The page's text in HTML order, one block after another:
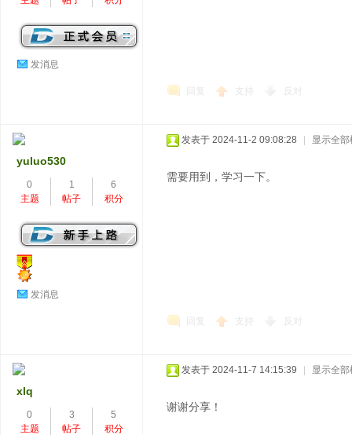
发消息
回复 支持 反对
yuluo530
0
主题
1
帖子
6
积分
发消息
发表于 2024-11-2 09:08:28 显示全部
需要用到，学习一下。
回复 支持 反对
xlq
0
主题
3
帖子
5
积分
发表于 2024-11-7 14:15:39 显示全部
谢谢分享！